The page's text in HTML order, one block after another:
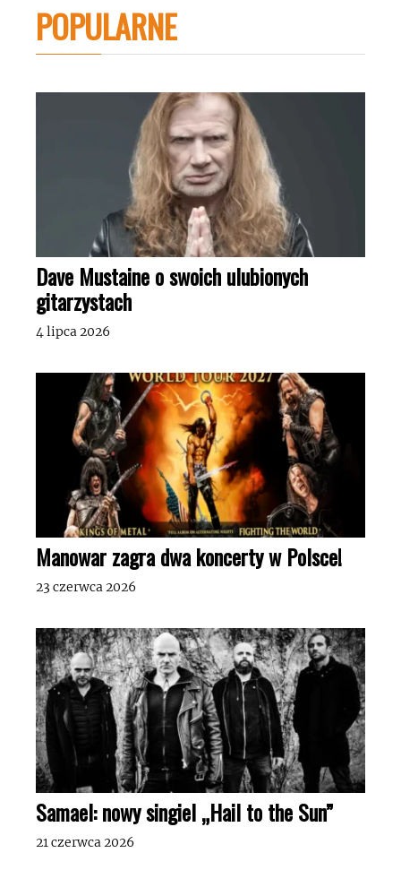
POPULARNE
Dave Mustaine o swoich ulubionych
gitarzystach
4 lipca 2026
Manowar zagra dwa koncerty w Polsce!
23 czerwca 2026
Samael: nowy singiel „Hail to the Sun”
21 czerwca 2026